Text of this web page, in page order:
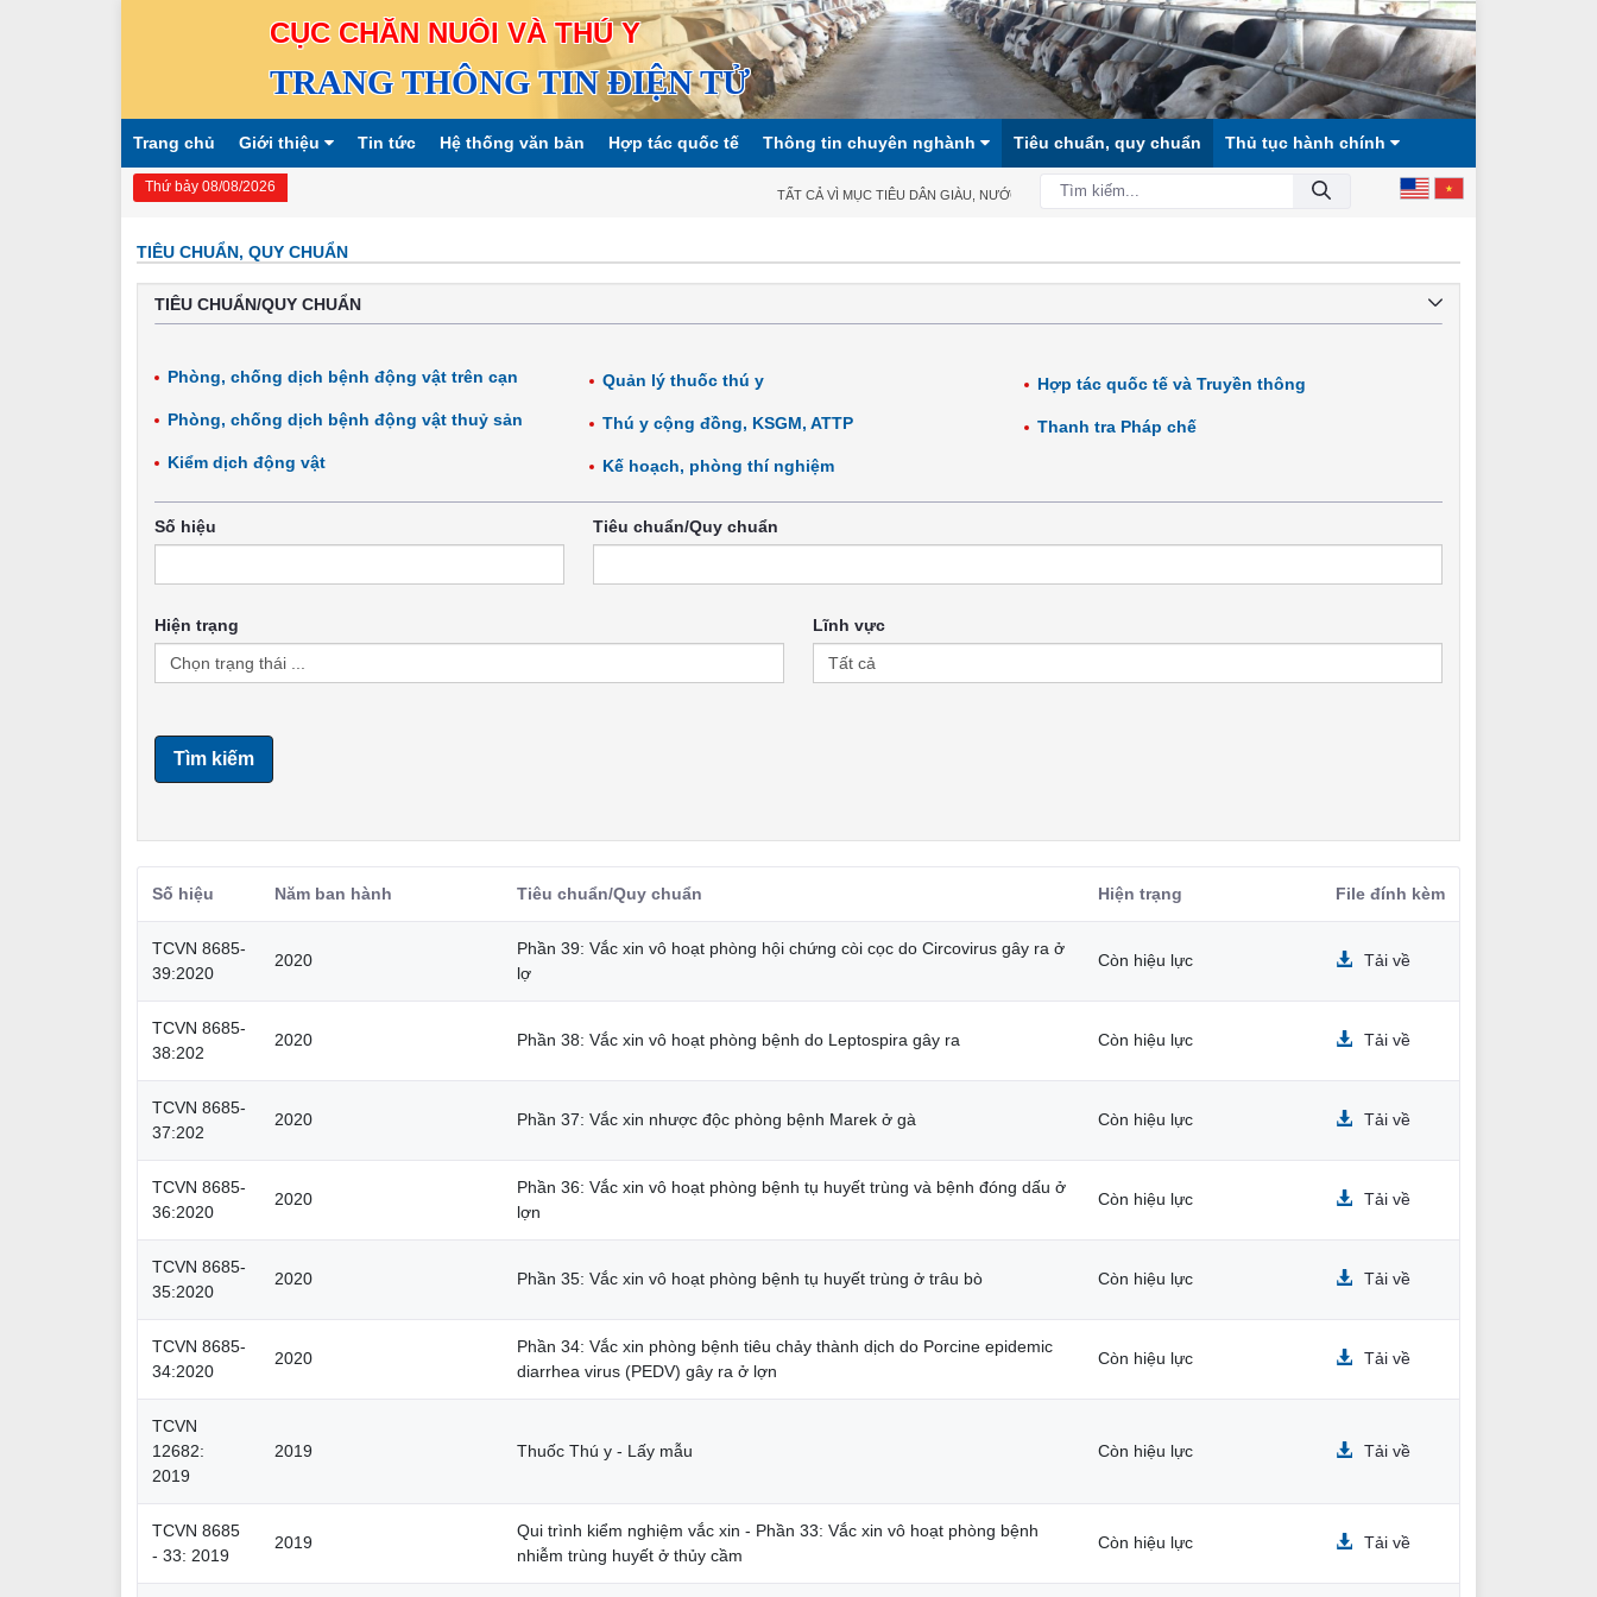
CỤC CHĂN NUÔI VÀ THÚ Y
TRANG THÔNG TIN ĐIỆN TỬ
Trang chủ Giới thiệu Tin tức Hệ thống văn bản Hợp tác quốc tế Thông tin chuyên nghành Tiêu chuẩn, quy chuẩn Thủ tục hành chính
Thứ bảy 08/08/2026 TẤT CẢ VÌ MỤC TIÊU DÂN GIÀU, NƯỚC MẠNH, XÃ HỘI CÔNG BẰNG, DÂN CHỦ, VĂN MINH!
TIÊU CHUẨN, QUY CHUẨN
TIÊU CHUẨN/QUY CHUẨN
Phòng, chống dịch bệnh động vật trên cạn
Phòng, chống dịch bệnh động vật thuỷ sản
Kiểm dịch động vật
Quản lý thuốc thú y
Thú y cộng đồng, KSGM, ATTP
Kế hoạch, phòng thí nghiệm
Hợp tác quốc tế và Truyền thông
Thanh tra Pháp chế
Số hiệu Tiêu chuẩn/Quy chuẩn
Hiện trạng Lĩnh vực
Tìm kiếm
Số hiệu Năm ban hành Tiêu chuẩn/Quy chuẩn Hiện trạng File đính kèm
TCVN 8685-
39:2020
2020
Phần 39: Vắc xin vô hoạt phòng hội chứng còi cọc do Circovirus gây ra ở
lợ
Còn hiệu lực Tải về
TCVN 8685-
38:202
2020 Phần 38: Vắc xin vô hoạt phòng bệnh do Leptospira gây ra Còn hiệu lực Tải về
TCVN 8685-
37:202
2020 Phần 37: Vắc xin nhược độc phòng bệnh Marek ở gà Còn hiệu lực Tải về
TCVN 8685-
36:2020
2020
Phần 36: Vắc xin vô hoạt phòng bệnh tụ huyết trùng và bệnh đóng dấu ở
lợn
Còn hiệu lực Tải về
TCVN 8685-
35:2020
2020 Phần 35: Vắc xin vô hoạt phòng bệnh tụ huyết trùng ở trâu bò Còn hiệu lực Tải về
TCVN 8685-
34:2020
2020
Phần 34: Vắc xin phòng bệnh tiêu chảy thành dịch do Porcine epidemic
diarrhea virus (PEDV) gây ra ở lợn
Còn hiệu lực Tải về
TCVN
12682:
2019
2019 Thuốc Thú y - Lấy mẫu Còn hiệu lực Tải về
TCVN 8685
- 33: 2019
2019
Qui trình kiểm nghiệm vắc xin - Phần 33: Vắc xin vô hoạt phòng bệnh
nhiễm trùng huyết ở thủy cầm
Còn hiệu lực Tải về